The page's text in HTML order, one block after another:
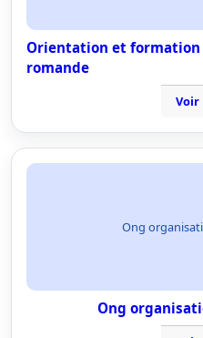
Orientation et formation
romande
Voir
Ong
Ong